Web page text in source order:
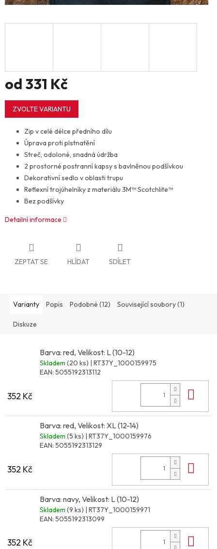
od 331 Kč
Měrná
cena:
ZVOLTE VARIANTU
Zip v celé délce předního dílu
Úprava proti plstnatění
Streč, odoloné, snadná údržba
2 prostorné postranní kapsy s bavlněnou podšívkou
Dekorativní sedlo v oblasti trupu
Reflexní trojúhelníky z materiálu 3M™ Scotchlite™
Bez podšívky
Detailní informace
ZEPTAT SE HLÍDAT SDÍLET
Varianty Popis Podobné (12) Související soubory (1)
Diskuze
Barva: red, Velikost: L (10-12)
Skladem (20 ks) | RT37Y_1000159975
EAN: 5055192313112
352 Kč
Barva: red, Velikost: XL (12-14)
Skladem (5 ks) | RT37Y_1000159976
EAN: 5055192313129
352 Kč
Barva: navy, Velikost: L (10-12)
Skladem (9 ks) | RT37Y_1000159971
EAN: 5055192313099
352 Kč